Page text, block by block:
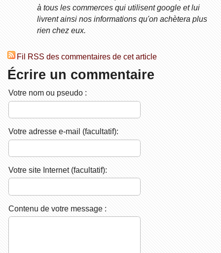
à tous les commerces qui utilisent google et lui
livrent ainsi nos informations qu'on achètera plus
rien chez eux.
Fil RSS des commentaires de cet article
Écrire un commentaire
Votre nom ou pseudo :
Votre adresse e-mail (facultatif):
Votre site Internet (facultatif):
Contenu de votre message :